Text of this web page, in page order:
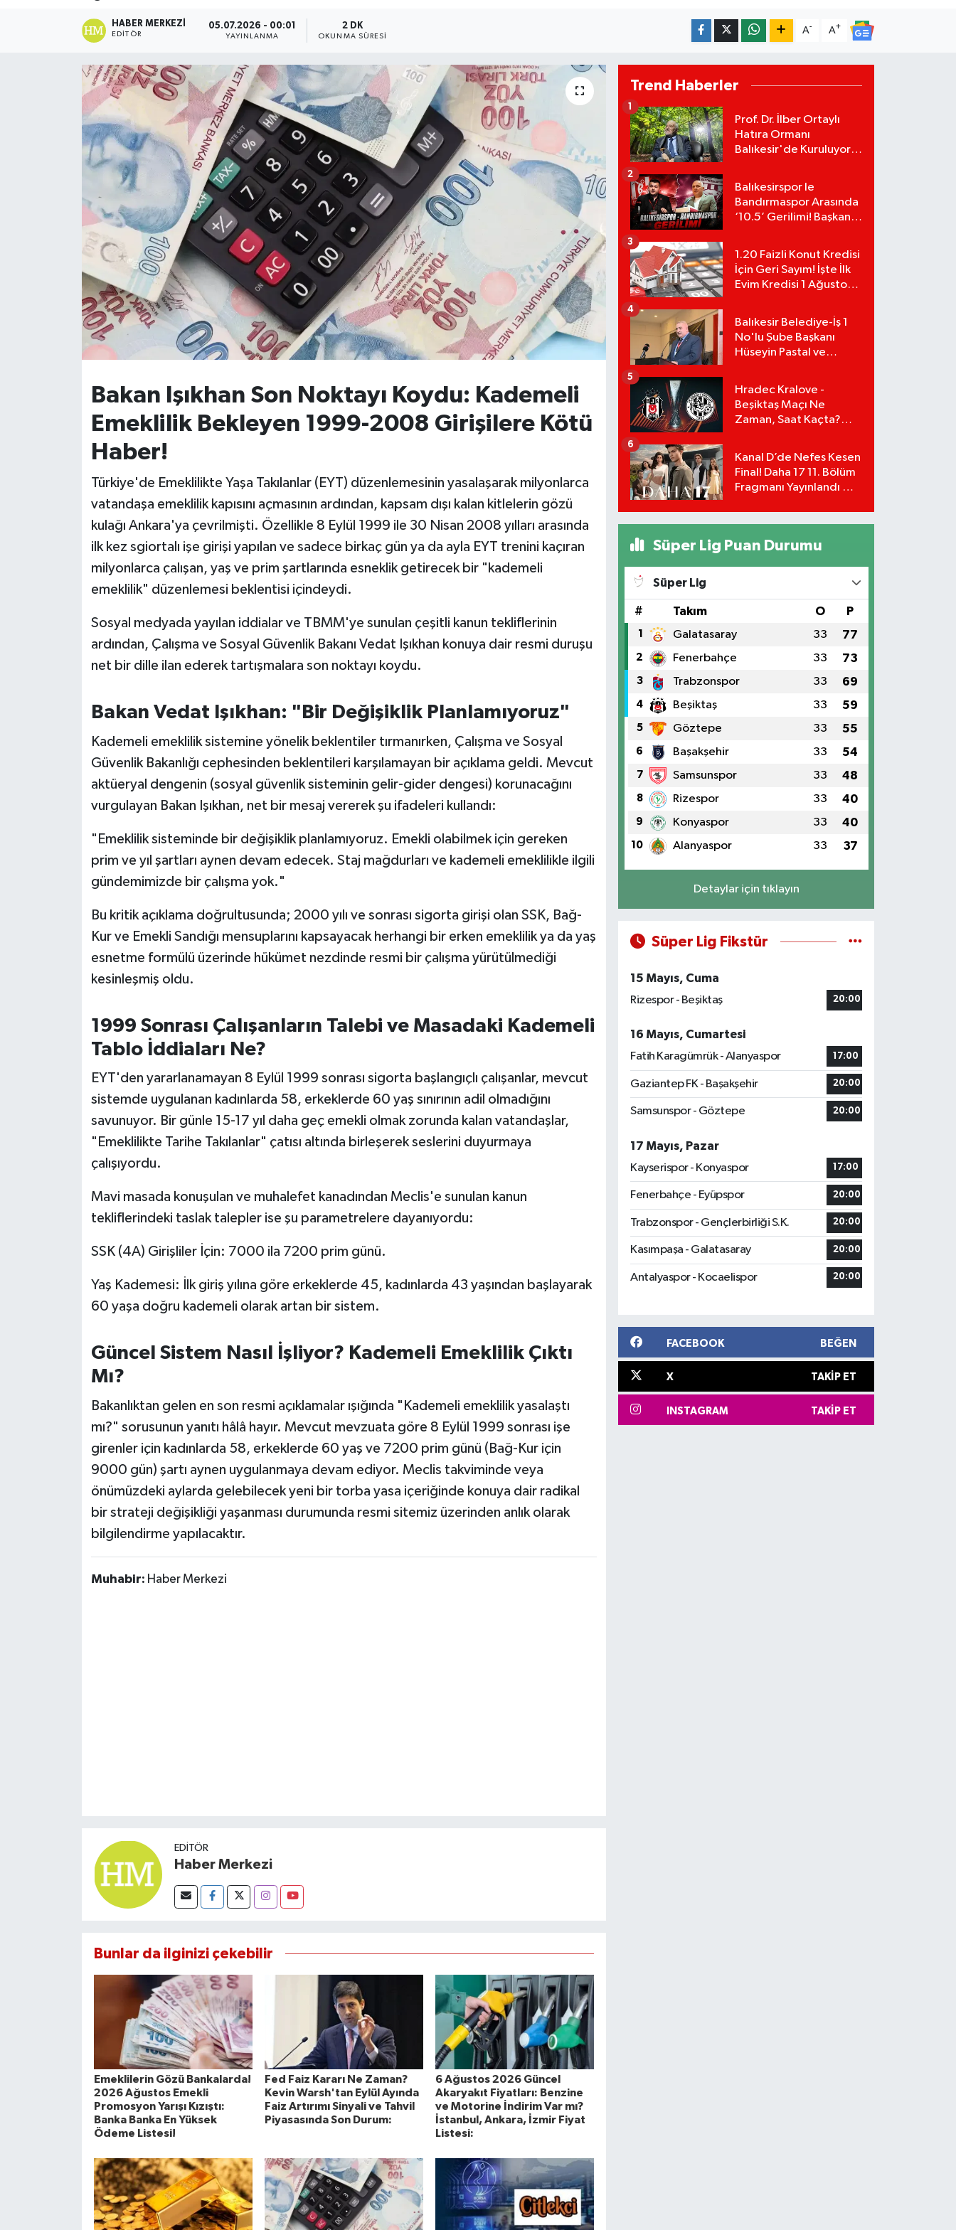
HABER MERKEZI
EDITÖR
05.07.2026 - 00:01
YAYINLANMA
2 DK
OKUNMA SÜRESI
A- A+
Bakan Işıkhan Son Noktayı Koydu: Kademeli
Emeklilik Bekleyen 1999-2008 Girişilere Kötü
Haber!
Türkiye'de Emeklilikte Yaşa Takılanlar (EYT) düzenlemesinin yasalaşarak milyonlarca
vatandaşa emeklilik kapısını açmasının ardından, kapsam dışı kalan kitlelerin gözü
kulağı Ankara'ya çevrilmişti. Özellikle 8 Eylül 1999 ile 30 Nisan 2008 yılları arasında
ilk kez sgiortalı işe girişi yapılan ve sadece birkaç gün ya da ayla EYT trenini kaçıran
milyonlarca çalışan, yaş ve prim şartlarında esneklik getirecek bir "kademeli
emeklilik" düzenlemesi beklentisi içindeydi.
Sosyal medyada yayılan iddialar ve TBMM'ye sunulan çeşitli kanun tekliflerinin
ardından, Çalışma ve Sosyal Güvenlik Bakanı Vedat Işıkhan konuya dair resmi duruşu
net bir dille ilan ederek tartışmalara son noktayı koydu.
Bakan Vedat Işıkhan: "Bir Değişiklik Planlamıyoruz"
Kademeli emeklilik sistemine yönelik beklentiler tırmanırken, Çalışma ve Sosyal
Güvenlik Bakanlığı cephesinden beklentileri karşılamayan bir açıklama geldi. Mevcut
aktüeryal dengenin (sosyal güvenlik sisteminin gelir-gider dengesi) korunacağını
vurgulayan Bakan Işıkhan, net bir mesaj vererek şu ifadeleri kullandı:
"Emeklilik sisteminde bir değişiklik planlamıyoruz. Emekli olabilmek için gereken
prim ve yıl şartları aynen devam edecek. Staj mağdurları ve kademeli emeklilikle ilgili
gündemimizde bir çalışma yok."
Bu kritik açıklama doğrultusunda; 2000 yılı ve sonrası sigorta girişi olan SSK, Bağ-
Kur ve Emekli Sandığı mensuplarını kapsayacak herhangi bir erken emeklilik ya da yaş
esnetme formülü üzerinde hükümet nezdinde resmi bir çalışma yürütülmediği
kesinleşmiş oldu.
1999 Sonrası Çalışanların Talebi ve Masadaki Kademeli
Tablo İddiaları Ne?
EYT'den yararlanamayan 8 Eylül 1999 sonrası sigorta başlangıçlı çalışanlar, mevcut
sistemde uygulanan kadınlarda 58, erkeklerde 60 yaş sınırının adil olmadığını
savunuyor. Bir günle 15-17 yıl daha geç emekli olmak zorunda kalan vatandaşlar,
"Emeklilikte Tarihe Takılanlar" çatısı altında birleşerek seslerini duyurmaya
çalışıyordu.
Mavi masada konuşulan ve muhalefet kanadından Meclis'e sunulan kanun
tekliflerindeki taslak talepler ise şu parametrelere dayanıyordu:
SSK (4A) Girişliler İçin: 7000 ila 7200 prim günü.
Yaş Kademesi: İlk giriş yılına göre erkeklerde 45, kadınlarda 43 yaşından başlayarak
60 yaşa doğru kademeli olarak artan bir sistem.
Güncel Sistem Nasıl İşliyor? Kademeli Emeklilik Çıktı
Mı?
Bakanlıktan gelen en son resmi açıklamalar ışığında "Kademeli emeklilik yasalaştı
mı?" sorusunun yanıtı hâlâ hayır. Mevcut mevzuata göre 8 Eylül 1999 sonrası işe
girenler için kadınlarda 58, erkeklerde 60 yaş ve 7200 prim günü (Bağ-Kur için
9000 gün) şartı aynen uygulanmaya devam ediyor. Meclis takviminde veya
önümüzdeki aylarda gelebilecek yeni bir torba yasa içeriğinde konuya dair radikal
bir strateji değişikliği yaşanması durumunda resmi sitemiz üzerinden anlık olarak
bilgilendirme yapılacaktır.
Muhabir: Haber Merkezi
EDITÖR
Haber Merkezi
Bunlar da ilginizi çekebilir
Emeklilerin Gözü Bankalarda!
2026 Ağustos Emekli
Promosyon Yarışı Kızıştı:
Banka Banka En Yüksek
Ödeme Listesi!
Fed Faiz Kararı Ne Zaman?
Kevin Warsh'tan Eylül Ayında
Faiz Artırımı Sinyali ve Tahvil
Piyasasında Son Durum:
6 Ağustos 2026 Güncel
Akaryakıt Fiyatları: Benzine
ve Motorine İndirim Var mı?
İstanbul, Ankara, İzmir Fiyat
Listesi:
Trend Haberler
Prof. Dr. İlber Ortaylı
Hatıra Ormanı
Balıkesir'de Kuruluyor!
1
Balıkesirspor le
Bandırmaspor Arasında
‘10.5’ Gerilimi! Başkan
Tepki!
2
1.20 Faizli Konut Kredisi
İçin Geri Sayım! İşte İlk
Evim Kredisi 1 Ağustos
Hesaplama Tablosu:
3
Balıkesir Belediye-İş 1
No'lu Şube Başkanı
Hüseyin Pastal ve
4
Hradec Kralove -
Beşiktaş Maçı Ne
Zaman, Saat Kaçta?
Detayları!
5
Kanal D’de Nefes Kesen
Final! Daha 17 11. Bölüm
Fragmanı Yayınlandı Mı?
6
Süper Lig Puan Durumu
Süper Lig
# Takım O P
1 Galatasaray 33 77
2 Fenerbahçe 33 73
3 Trabzonspor 33 69
4 Beşiktaş 33 59
5 Göztepe 33 55
6 Başakşehir 33 54
7 Samsunspor 33 48
8 Rizespor 33 40
9 Konyaspor 33 40
10 Alanyaspor 33 37
Detaylar için tıklayın
Süper Lig Fikstür
15 Mayıs, Cuma
Rizespor - Beşiktaş
20:00
16 Mayıs, Cumartesi
Fatih Karagümrük - Alanyaspor
17:00
Gaziantep FK - Başakşehir 20:00
Samsunspor - Göztepe 20:00
17 Mayıs, Pazar
Kayserispor - Konyaspor
17:00
Fenerbahçe - Eyüpspor 20:00
Trabzonspor - Gençlerbirliği S.K. 20:00
Kasımpaşa - Galatasaray 20:00
Antalyaspor - Kocaelispor 20:00
FACEBOOK BEĞEN
X TAKIP ET
INSTAGRAM TAKIP ET
Edremit
EKONOMİ
KENT GÜNDEMİ
KÜLTÜR-SANAT
OTOMOTİV
SEYAHAT
SÜRMANŞET
TEKNOLOJİ
VİZYONDAKİLER